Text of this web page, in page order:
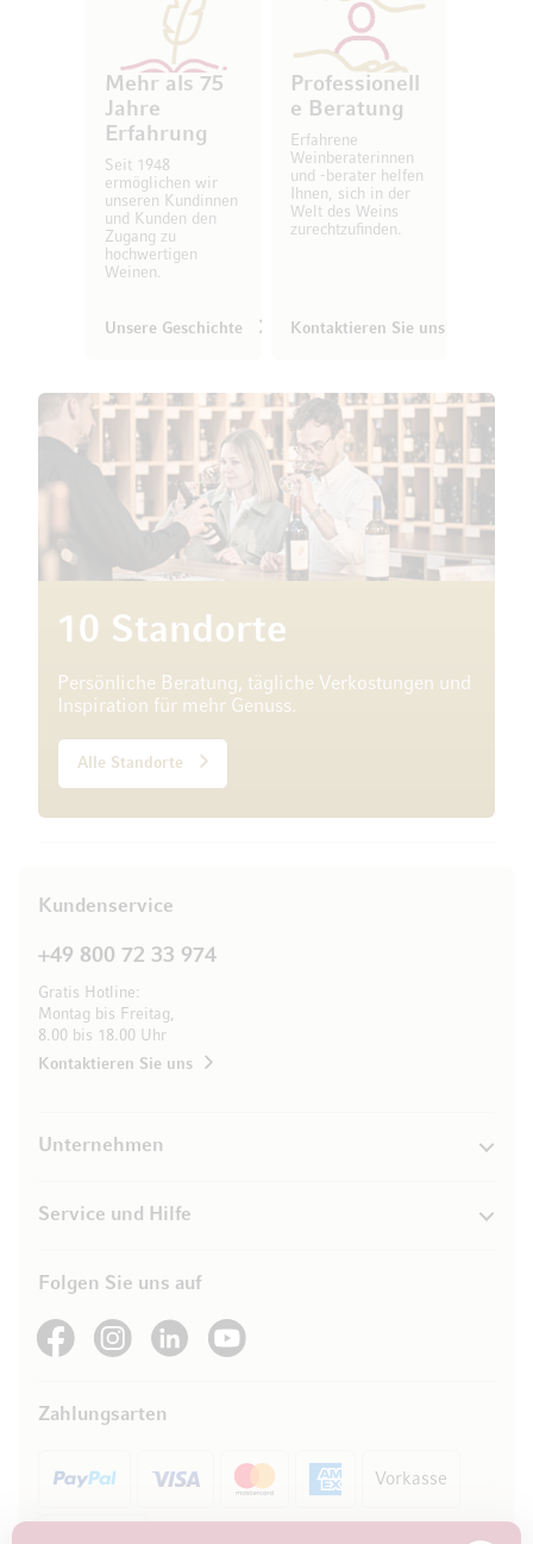
Mehr als 75
Jahre
Erfahrung
Seit 1948
ermöglichen wir
unseren Kundinnen
und Kunden den
Zugang zu
hochwertigen
Weinen.
Unsere Geschichte
Professionell
e Beratung
Erfahrene
Weinberaterinnen
und -berater helfen
Ihnen, sich in der
Welt des Weins
zurechtzufinden.
Kontaktieren Sie uns
10 Standorte
Persönliche Beratung, tägliche Verkostungen und
Inspiration für mehr Genuss.
Alle Standorte
Kundenservice
+49 800 72 33 974
Gratis Hotline:
Montag bis Freitag,
8.00 bis 18.00 Uhr
Kontaktieren Sie uns
Unternehmen
Service und Hilfe
Folgen Sie uns auf
See our FacebookSee our Instagram account
See our LinkedInSee our YouTube channel
Zahlungsarten
Vorkasse